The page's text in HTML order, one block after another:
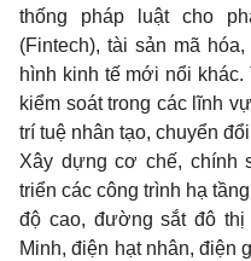
thống pháp luật cho
(Fintech), tài sản mã
hình kinh tế mới nổi
kiểm soát trong các lĩnh
trí tuệ nhân tạo, chuyển
Xây dựng cơ chế, chính
triển các công trình hạ
độ cao, đường sắt đô
Minh, điện hạt nhân, điện